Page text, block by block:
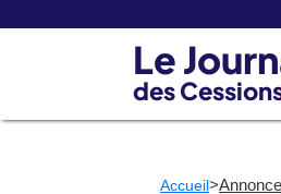
Le
des
Accueil>Annonce